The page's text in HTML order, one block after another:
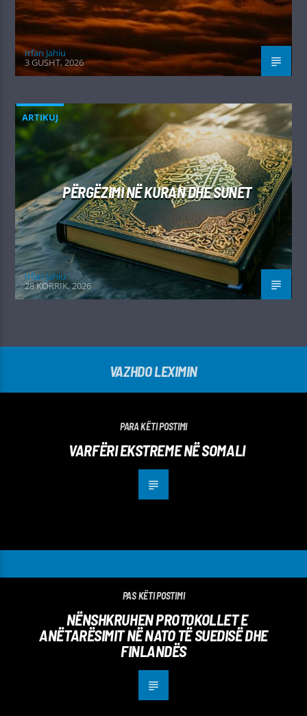
Irfan Jahiu
3 GUSHT, 2026
ARTIKUJ
PËRGËZIMI NË KURAN DHE SUNET
Irfan Jahiu
28 KORRIK, 2026
VAZHDO LEXIMIN
PARA KËTI POSTIMI
VARFËRI EKSTREME NË SOMALI
PAS KËTI POSTIMI
NËNSHKRUHEN PROTOKOLLET E
ANËTARËSIMIT NË NATO TË SUEDISË DHE
FINLANDËS